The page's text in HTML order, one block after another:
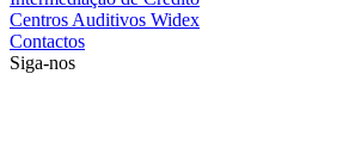
Centros Auditivos Widex
Contactos
Siga-nos